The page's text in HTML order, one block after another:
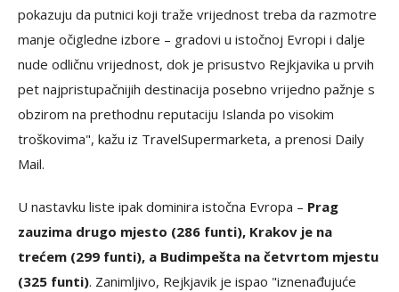
pokazuju da putnici koji traže vrijednost treba da razmotre
manje očigledne izbore – gradovi u istočnoj Evropi i dalje
nude odličnu vrijednost, dok je prisustvo Rejkjavika u prvih
pet najpristupačnijih destinacija posebno vrijedno pažnje s
obzirom na prethodnu reputaciju Islanda po visokim
troškovima", kažu iz TravelSupermarketa, a prenosi Daily
Mail.
U nastavku liste ipak dominira istočna Evropa – Prag
zauzima drugo mjesto (286 funti), Krakov je na
trećem (299 funti), a Budimpešta na četvrtom mjestu
(325 funti). Zanimljivo, Rejkjavik je ispao "iznenađujuće